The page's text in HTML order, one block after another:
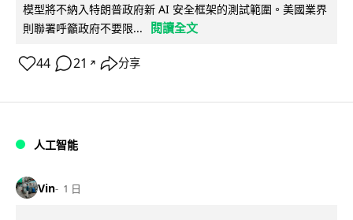
模型將不納入特朗普政府新 AI 安全框架的測試範圍。美國業界
則聯署呼籲政府不要限...
閱讀全文
44 21 ↗ 分享
人工智能
Vin 1 日